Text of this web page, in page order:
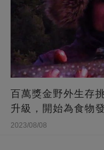
百萬獎金野外生存
升級，開始為食物
2023/08/08